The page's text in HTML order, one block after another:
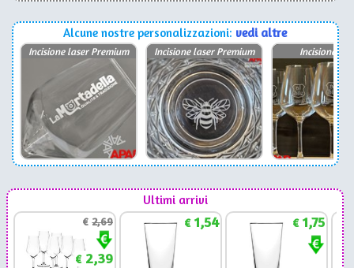
Alcune nostre personalizzazioni: vedi altre
Incisione laser Premium Incisione laser Premium Incisione
Ultimi arrivi
€2,69
€2,39
€1,54 €1,75